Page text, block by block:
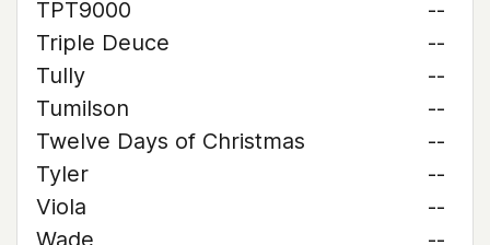
TPT9000
--
Triple Deuce
--
Tully
--
Tumilson
--
Twelve Days of Christmas
--
Tyler
--
Viola
--
Wade
--